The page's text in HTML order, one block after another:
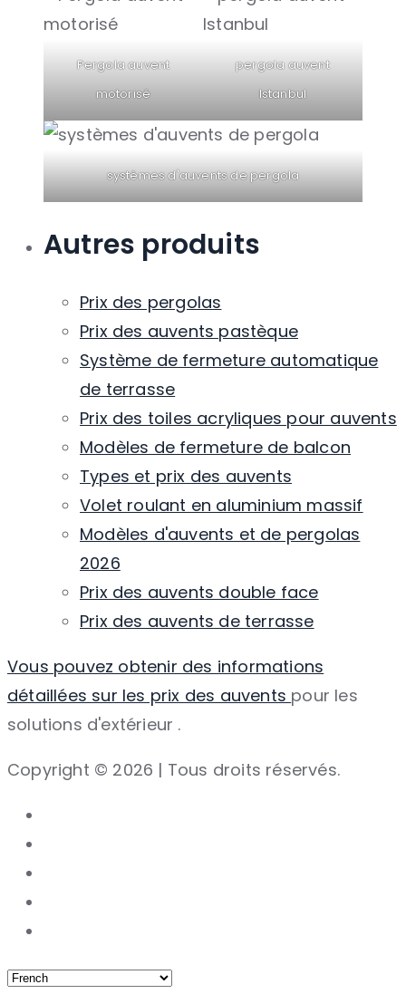
Pergola auvent
motorisé
pergola auvent
Istanbul
systèmes d'auvents de pergola
Autres produits
Prix ​​des pergolas
Prix ​​des auvents pastèque
Système de fermeture automatique
de terrasse
Prix ​​des toiles acryliques pour auvents
Modèles de fermeture de balcon
Types et prix des auvents
Volet roulant en aluminium massif
Modèles d'auvents et de pergolas
2026
Prix ​​des auvents double face
Prix ​​des auvents de terrasse
Vous pouvez obtenir des informations
détaillées sur les prix des auvents pour les
solutions d'extérieur .
Copyright © 2026 | Tous droits réservés.